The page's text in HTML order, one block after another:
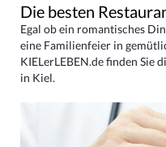
Die besten
Egal ob ein romantisches
eine Familienfeier in
KIELerLEBEN.de finden Sie
in Kiel.